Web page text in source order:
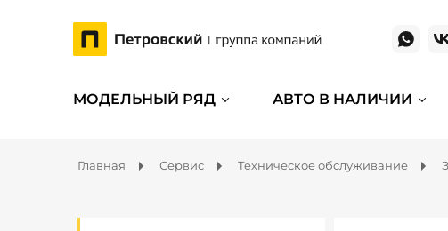
МОДЕЛЬНЫЙ РЯД АВТО В НАЛИЧИИ
Главная Сервис Техническое обслуживание